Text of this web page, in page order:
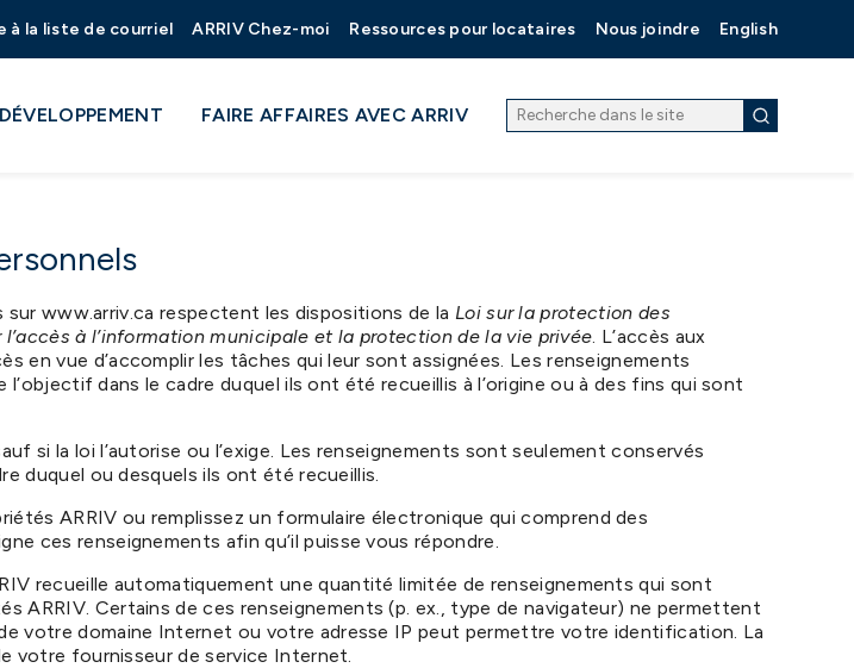
à la liste de courriel ARRIV Chez-moi Ressources pour locataires Nous joindre English
DÉVELOPPEMENT FAIRE AFFAIRES AVEC ARRIV
www.arriv.ca respectent les dispositions de la Loi sur la protection des
l’accès à l’information municipale et la protection de la vie privée . L’accès aux
en vue d’accomplir les tâches qui leur sont assignées. Les renseignements
dans le cadre duquel ils ont été recueillis à l’origine ou à des fins qui sont
si la loi l’autorise ou l’exige. Les renseignements sont seulement conservés
duquel ou desquels ils ont été recueillis.
ARRIV ou remplissez un formulaire électronique qui comprend des
ces renseignements afin qu’il puisse vous répondre.
recueille automatiquement une quantité limitée de renseignements qui sont
Certains de ces renseignements (p. ex., type de navigateur) ne permettent
votre domaine Internet ou votre adresse IP peut permettre votre identification. La
votre fournisseur de service Internet.